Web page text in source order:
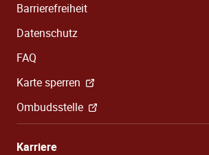
Barrierefreiheit
Datenschutz
FAQ
Karte sperren
Ombudsstelle
Karriere